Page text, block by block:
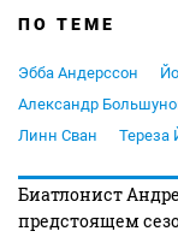
ПО ТЕМЕ
Эбба Андерссон
Александр
Линн Сван
Тереза
Биатлонист
предстоящем